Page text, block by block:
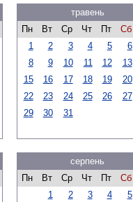
травень
Пн
Вт Ср Чт Пт Сб
1
2 3 4 5 6
8
9 10 11 12 13
15
16 17 18 19 20
22
23 24 25 26 27
29
30 31
серпень
Пн
Вт Ср Чт Пт Сб
1
2 3 4 5